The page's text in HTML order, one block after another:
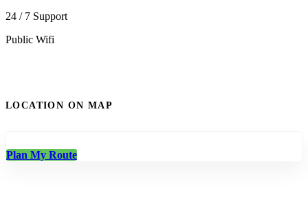
24 / 7 Support
Public Wifi
LOCATION ON MAP
Plan My Route